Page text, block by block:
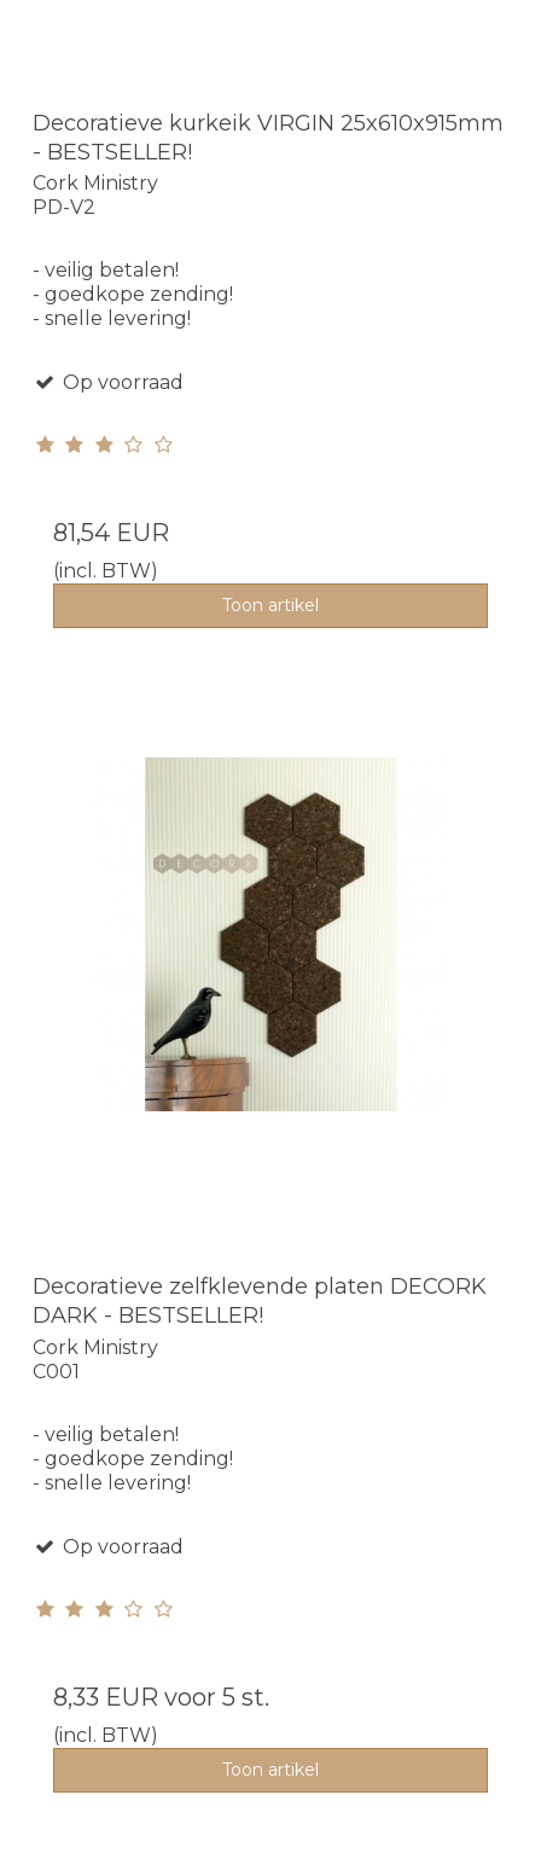
Decoratieve kurkeik VIRGIN 25x610x915mm
- BESTSELLER!
Cork Ministry
PD-V2
- veilig betalen!
- goedkope zending!
- snelle levering!
Op voorraad
81,54 EUR
(incl. BTW)
Toon artikel
Decoratieve zelfklevende platen DECORK
DARK - BESTSELLER!
Cork Ministry
C001
- veilig betalen!
- goedkope zending!
- snelle levering!
Op voorraad
8,33 EUR voor 5 st.
(incl. BTW)
Toon artikel